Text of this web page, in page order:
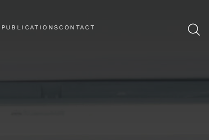
PUBLICATIONSCONTACT